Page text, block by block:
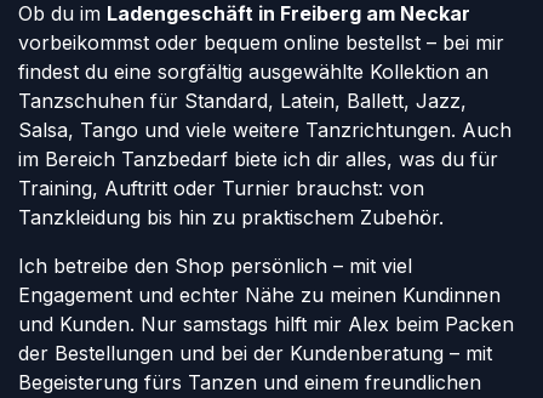
Ob du im Ladengeschäft in Freiberg am Neckar
vorbeikommst oder bequem online bestellst – bei mir
findest du eine sorgfältig ausgewählte Kollektion an
Tanzschuhen für Standard, Latein, Ballett, Jazz,
Salsa, Tango und viele weitere Tanzrichtungen. Auch
im Bereich Tanzbedarf biete ich dir alles, was du für
Training, Auftritt oder Turnier brauchst: von
Tanzkleidung bis hin zu praktischem Zubehör.
Ich betreibe den Shop persönlich – mit viel
Engagement und echter Nähe zu meinen Kundinnen
und Kunden. Nur samstags hilft mir Alex beim Packen
der Bestellungen und bei der Kundenberatung – mit
Begeisterung fürs Tanzen und einem freundlichen